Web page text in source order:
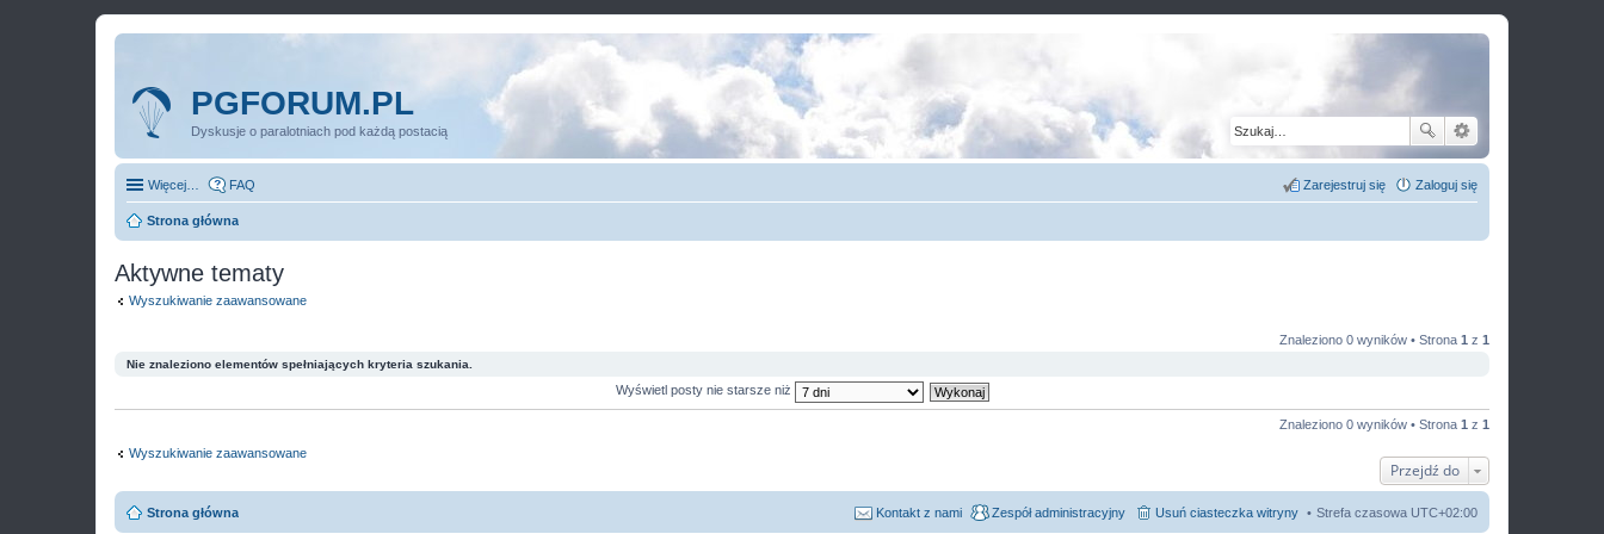
PGFORUM.PL
Dyskusje o paralotniach pod każdą postacią
Więcej… FAQ Zaloguj się
Zarejestruj się
Strona główna
Aktywne tematy
Wyszukiwanie zaawansowane
Znaleziono 0 wyników • Strona 1 z 1
Nie znaleziono elementów spełniających kryteria szukania.
Wyświetl posty nie starsze niż
Znaleziono 0 wyników • Strona 1 z 1
Wyszukiwanie zaawansowane
Przejdź do
Strona główna Strefa czasowa UTC+02:00
Usuń ciasteczka witryny
Zespół administracyjny
Kontakt z nami